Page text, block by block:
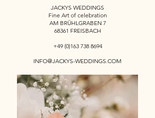
JACKYS WEDDINGS
Fine Art of celebration
AM BRÜHLGRABEN 7
68361 FREISBACH
+49 (0)163 738 8694
INFO@JACKYS-WEDDINGS.COM